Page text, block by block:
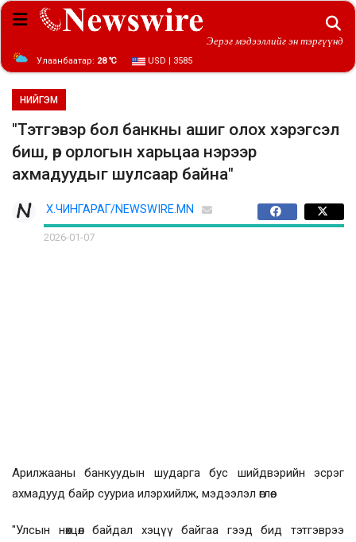
Эерэг мэдээллийг эн тэргүүнд
Улаанбаатар: 28 ℃ USD | 3585
НИЙГЭМ
"Тэтгэвэр бол банкны ашиг олох хэрэгсэл
биш, өр орлогын харьцаа нэрээр
ахмадуудыг шулсаар байна"
Х.ЧИНГАРАГ/NEWSWIRE.MN
2026-01-07
Арилжааны банкуудын шударга бус шийдвэрийн эсрэг
ахмадууд байр сууриа илэрхийлж, мэдээлэл өглөө.
"Улсын нөхцөл байдал хэцүү байгаа гээд бид тэтгэврээ